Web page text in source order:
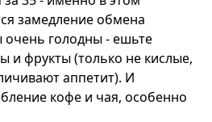
замедление обмена
очень голодны - ешьте
и фрукты (только не кислые,
аппетит). И
кофе и чая, особенно